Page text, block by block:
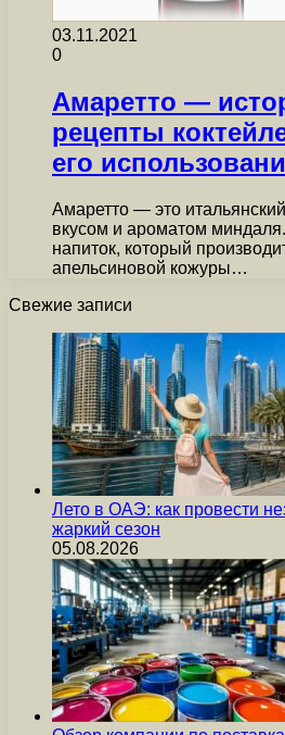
03.11.2021
0
Амаретто —
рецепты
его
Амаретто — это
вкусом и ароматом
напиток, который
апельсиновой кожуры…
Свежие записи
Лето в ОАЭ: как провести
жаркий сезон
05.08.2026